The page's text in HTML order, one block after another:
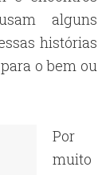
alguns
histórias
o bem ou
Por
muito